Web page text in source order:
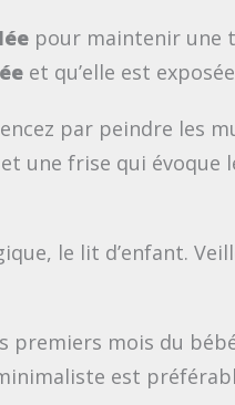
pour maintenir une
et qu’elle est
par peindre les
une frise qui évoque
le lit d’enfant.
premiers mois du
est